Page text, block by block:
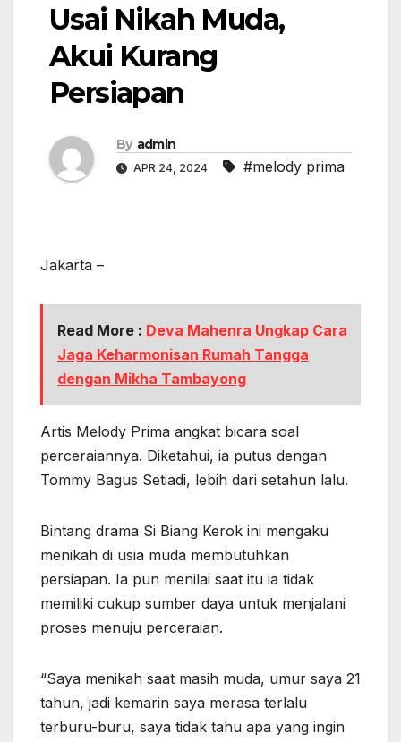
Usai Nikah Muda,
Akui Kurang
Persiapan
By admin
APR 24, 2024 #melody prima
Jakarta –
Read More : Deva Mahenra Ungkap Cara
Jaga Keharmonisan Rumah Tangga
dengan Mikha Tambayong
Artis Melody Prima angkat bicara soal
perceraiannya. Diketahui, ia putus dengan
Tommy Bagus Setiadi, lebih dari setahun lalu.
Bintang drama Si Biang Kerok ini mengaku
menikah di usia muda membutuhkan
persiapan. Ia pun menilai saat itu ia tidak
memiliki cukup sumber daya untuk menjalani
proses menuju perceraian.
“Saya menikah saat masih muda, umur saya 21
tahun, jadi kemarin saya merasa terlalu
terburu-buru, saya tidak tahu apa yang ingin